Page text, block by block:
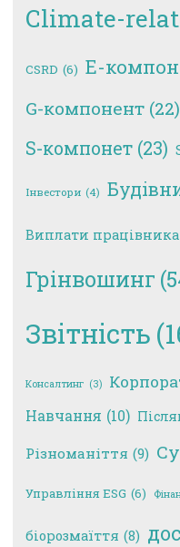
Climate-
CSRD (6) E-
G-компонент (22)
S-компонет (23)
Інвестори (4)
Виплати
Грінвошинг
Звітність
Консалтинг (3)
Навчання (10)
Різноманіття (9)
Управління ESG (6)
біорозмаїття (8)